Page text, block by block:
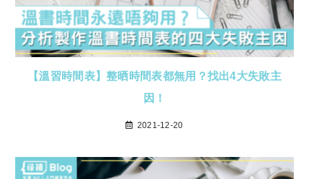
【溫習時間表】整晒時間表都無用？找出4大失敗主
因！
2021-12-20